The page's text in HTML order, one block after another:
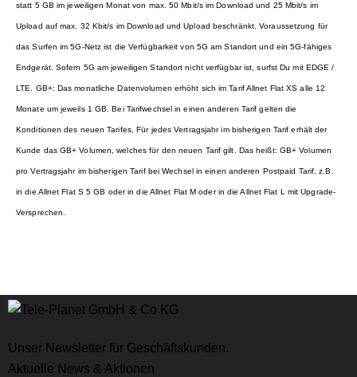
statt 5 GB im jeweiligen Monat von max. 50 Mbit/s im Download und 25 Mbit/s im
Upload auf max. 32 Kbit/s im Download und Upload beschränkt. Voraussetzung für
das Surfen im 5G-Netz ist die Verfügbarkeit von 5G am Standort und ein 5G-fähiges
Endgerät. Sofern 5G am jeweiligen Standort nicht verfügbar ist, surfst Du mit EDGE /
LTE. GB+: Das monatliche Datenvolumen erhöht sich im Tarif Allnet Flat XS alle 12
Monate um jeweils 1 GB. Bei Tarifwechsel in einen anderen Tarif gelten die
Konditionen des neuen Tarifes. Für jedes Vertragsjahr im bisherigen Tarif erhält der
Kunde das GB+ Volumen, welches für den neuen Tarif gilt. Das heißt: GB+ Volumen
pro Vertragsjahr im bisherigen Tarif bei Wechsel in einen anderen Postpaid Tarif, z.B.
in die Allnet Flat S 5 GB oder in die Allnet Flat M oder in die Allnet Flat L mit Upgrade-
Versprechen.
Unser Newsletter für Geschäftskunden.
Aktuelle News & Aktionen